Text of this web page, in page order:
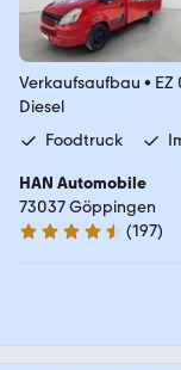
Verkaufsaufbau • EZ
Diesel
Foodtruck
HAN Automobile
73037 Göppingen
4.7 Sterne
(197)